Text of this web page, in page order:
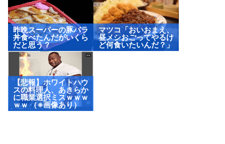
昨晩スーパーの豚バラ
丼食べたんだがいくら
だと思う？
マツコ「おいおまえ、
昼メシおごってやるけ
ど何食いたいんだ？」
【悲報】ホワイトハウ
スの料理人、あきらか
に職業選択ミスｗｗｗ
ｗｗ （※画像あり）